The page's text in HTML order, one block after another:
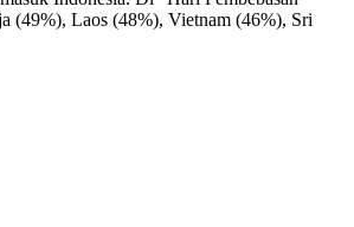
(49%), Laos (48%), Vietnam (46%), Sri